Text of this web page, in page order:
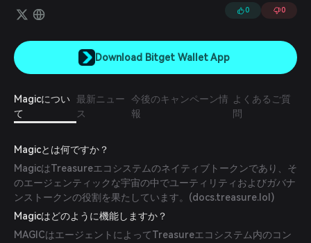
手を実現しています。Magicは認証、法定通貨オンランプ、NFTミン
ティング、NFTチェックアウトを含むエンドツーエンドのWeb3オン
0 0
Download Bitget Wallet App
Magicについ
て
最新ニュー
ス
今後のキャンペーン情
報
よくあるご質
問
Magicとは何ですか？
MagicはTreasureエコシステムのネイティブトークンであり、そ
のエージェンティックな宇宙の中でユーティリティおよびガバナ
ンストークンの役割を果たしています。(docs.treasure.lol )
Magicはどのように機能しますか？
MAGICはエージェントによってTreasureエコシステム内のコン